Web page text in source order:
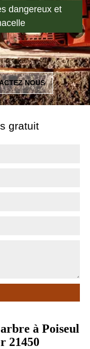
dangereux et
NOUS
gratuit
à Poiseul
21450